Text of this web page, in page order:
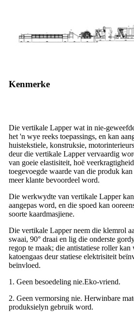
Kenmerke
Die vertikale Lapper wat in nie-
het 'n wye reeks toepassings, en kan
huistekstiele, konstruksie,
deur die vertikale Lapper vervaardig
van goeie elastisiteit, hoë
toegevoegde waarde van die produk
meer klante bevoordeel word.
Die werkwydte van vertikale Lapper
aangepas word, en die spoed kan
soorte kaardmasjiene.
Die vertikale Lapper neem die klemrol
swaai, 90° draai en lig die onderste
regop te maak; die antistatiese roller kan
katoengaas deur statiese elektrisiteit
beïnvloed.
1. Geen besoedeling nie.Eko-vriend.
2. Geen vermorsing nie. Herwinbare
produksielyn gebruik word.